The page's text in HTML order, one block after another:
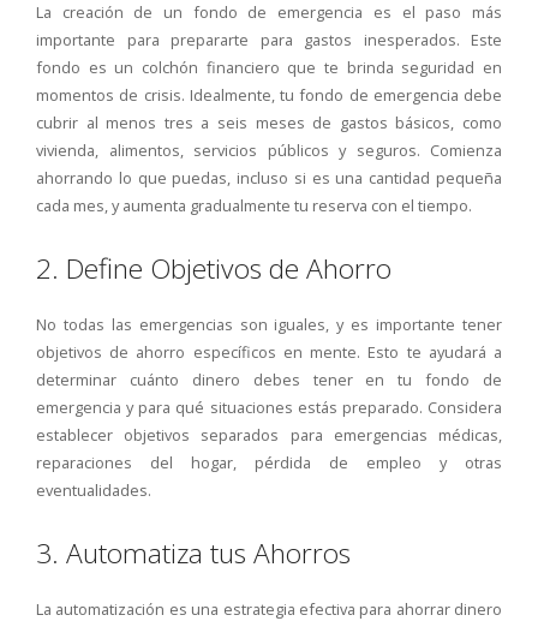
La creación de un fondo de emergencia es el paso más
importante para prepararte para gastos inesperados. Este
fondo es un colchón financiero que te brinda seguridad en
momentos de crisis. Idealmente, tu fondo de emergencia debe
cubrir al menos tres a seis meses de gastos básicos, como
vivienda, alimentos, servicios públicos y seguros. Comienza
ahorrando lo que puedas, incluso si es una cantidad pequeña
cada mes, y aumenta gradualmente tu reserva con el tiempo.
2. Define Objetivos de Ahorro
No todas las emergencias son iguales, y es importante tener
objetivos de ahorro específicos en mente. Esto te ayudará a
determinar cuánto dinero debes tener en tu fondo de
emergencia y para qué situaciones estás preparado. Considera
establecer objetivos separados para emergencias médicas,
reparaciones del hogar, pérdida de empleo y otras
eventualidades.
3. Automatiza tus Ahorros
La automatización es una estrategia efectiva para ahorrar dinero